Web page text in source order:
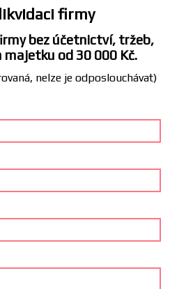
firmy
bez účetnictví, tržeb,
od 30 000 Kč.
nelze je odposlouchávat)